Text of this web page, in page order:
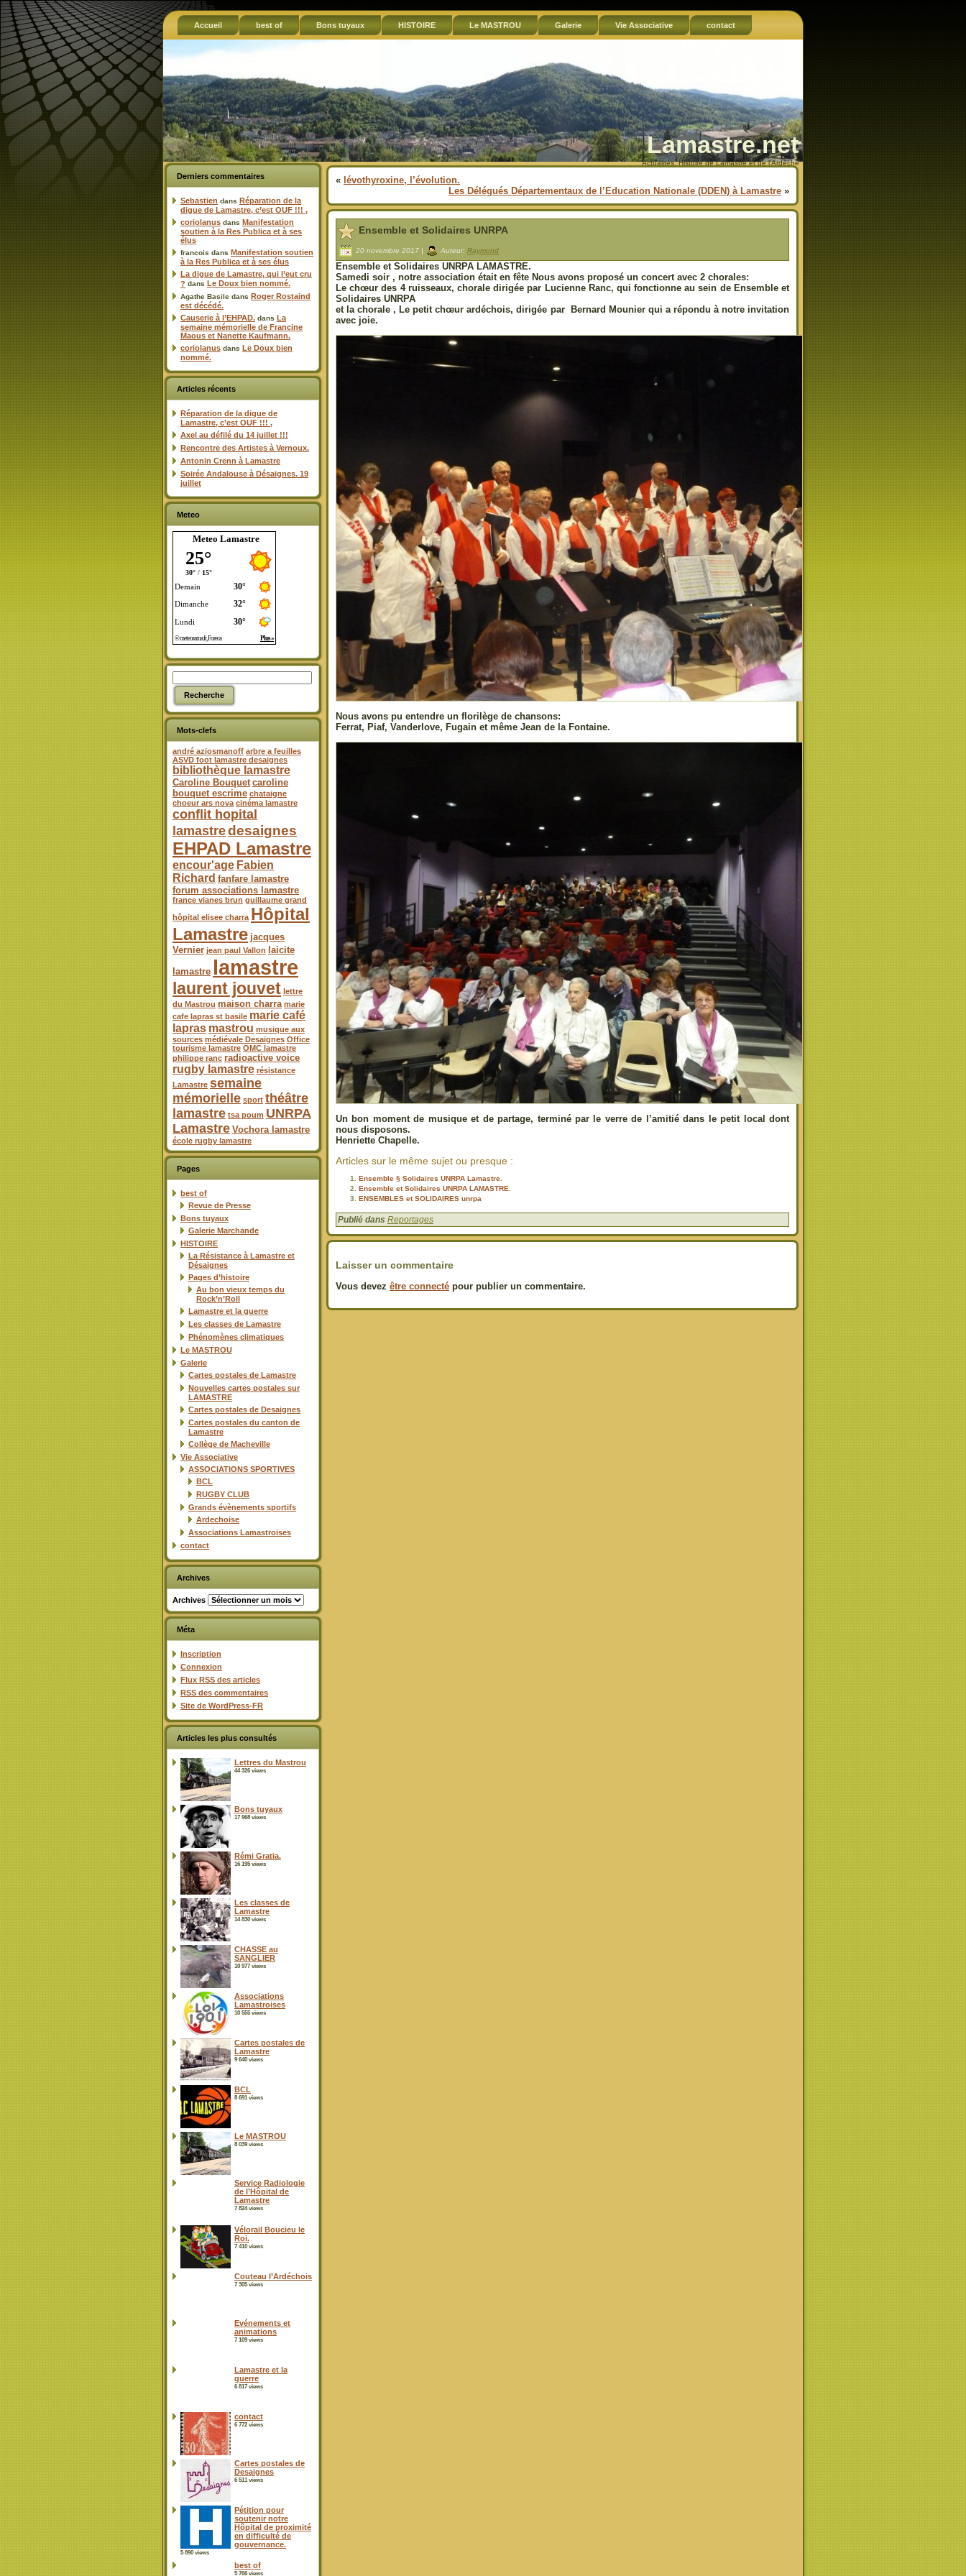
Accueil best of Bons tuyaux HISTOIRE Le MASTROU Galerie Vie Associative contact
Lamastre.net
Actualités, Histoire de Lamastre et de l'Ardèche
Derniers commentaires
Sebastien dans Réparation de la
digue de Lamastre, c’est OUF !!! ,
coriolanus dans Manifestation
soutien à la Res Publica et à ses
élus
francois dans Manifestation soutien
à la Res Publica et à ses élus
La digue de Lamastre, qui l’eut cru
? dans Le Doux bien nommé.
Agathe Basile dans Roger Rostaind
est décédé.
Causerie à l’EHPAD. dans La
semaine mémorielle de Francine
Maous et Nanette Kaufmann.
coriolanus dans Le Doux bien
nommé.
Articles récents
Réparation de la digue de
Lamastre, c’est OUF !!! ,
Axel au défilé du 14 juillet !!!
Rencontre des Artistes à Vernoux.
Antonin Crenn à Lamastre
Soirée Andalouse à Désaignes. 19
juillet
Meteo
Meteo Lamastre
Mots-clefs
andré aziosmanoff arbre a feuilles
ASVD foot lamastre desaignes
bibliothèque lamastre
Caroline Bouquet caroline
bouquet escrime chataigne
choeur ars nova cinéma lamastre
conflit hopital
lamastredesaignes
EHPAD Lamastre
encour'age Fabien
Richard fanfare lamastre
forum associations lamastre
france vianes brun guillaume grand
hôpital elisee charra Hôpital
Lamastre jacques
Vernier jean paul Vallon
laicite
lamastre lamastre
laurent jouvet lettre
du Mastrou maison charra marie
cafe lapras st basile marie café
lapras mastrou musique aux
sources médiévale Desaignes Office
tourisme lamastre OMC lamastre
philippe ranc radioactive voice
rugby lamastre résistance
Lamastre semaine
mémorielle sport théâtre
lamastre tsa poum UNRPA
Lamastre Vochora lamastre
école rugby lamastre
Pages
best of
Revue de Presse
Bons tuyaux
Galerie Marchande
HISTOIRE
La Résistance à Lamastre et
Désaignes
Pages d’histoire
Au bon vieux temps du
Rock’n’Roll
Lamastre et la guerre
Les classes de Lamastre
Phénomènes climatiques
Le MASTROU
Galerie
Cartes postales de Lamastre
Nouvelles cartes postales sur
LAMASTRE
Cartes postales de Desaignes
Cartes postales du canton de
Lamastre
Collège de Macheville
Vie Associative
ASSOCIATIONS SPORTIVES
BCL
RUGBY CLUB
Grands évènements sportifs
Ardechoise
Associations Lamastroises
contact
Archives
Archives
Méta
Inscription
Connexion
Flux RSS des articles
RSS des commentaires
Site de WordPress-FR
Articles les plus consultés
Lettres du Mastrou
44 326 views
Bons tuyaux
17 968 views
Rémi Gratia.
16 195 views
Les classes de
Lamastre
14 830 views
CHASSE au
SANGLIER
10 977 views
Associations
Lamastroises
10 555 views
Cartes postales de
Lamastre
9 640 views
BCL
8 691 views
Le MASTROU
8 039 views
Service Radiologie
de l’Hôpital de
Lamastre
7 824 views
Vélorail Boucieu le
Roi.
7 410 views
Couteau l’Ardéchois
7 305 views
Evénements et
animations
7 109 views
Lamastre et la
guerre
6 817 views
contact
6 772 views
Cartes postales de
Desaignes
6 511 views
Pétition pour
soutenir notre
Hôpital de proximité
en difficulté de
gouvernance.
5 890 views
best of
5 766 views
« lévothyroxine, l’évolution.
Les Délégués Départementaux de l’Education Nationale (DDEN) à Lamastre »
Ensemble et Solidaires UNRPA
20 novembre 2017 | Auteur: Raymond
Ensemble et Solidaires UNRPA LAMASTRE.
Samedi soir , notre association était en fête Nous avons proposé un concert avec 2 chorales:
Le chœur des 4 ruisseaux, chorale dirigée par Lucienne Ranc, qui fonctionne au sein de Ensemble et
Solidaires UNRPA
et la chorale , Le petit chœur ardéchois, dirigée par Bernard Mounier qui a répondu à notre invitation
avec joie.
Nous avons pu entendre un florilège de chansons:
Ferrat, Piaf, Vanderlove, Fugain et même Jean de la Fontaine.
Un bon moment de musique et de partage, terminé par le verre de l’amitié dans le petit local dont
nous disposons.
Henriette Chapelle.
Articles sur le même sujet ou presque :
Ensemble § Solidaires UNRPA Lamastre.
Ensemble et Solidaires UNRPA LAMASTRE.
ENSEMBLES et SOLIDAIRES unrpa
Publié dans Reportages
Laisser un commentaire
Vous devez être connecté pour publier un commentaire.